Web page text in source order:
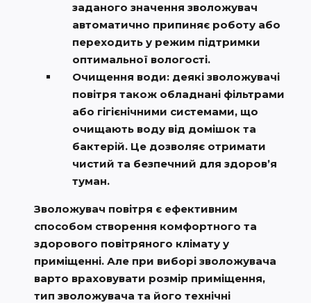
заданого значення зволожувач
автоматично припиняє роботу або
переходить у режим підтримки
оптимальної вологості.
Очищення води: деякі зволожувачі
повітря також обладнані фільтрами
або гігієнічними системами, що
очищають воду від домішок та
бактерій. Це дозволяє отримати
чистий та безпечний для здоров’я
туман.
Зволожувач повітря є ефективним
способом створення комфортного та
здорового повітряного клімату у
приміщенні. Але при виборі зволожувача
варто враховувати розмір приміщення,
тип зволожувача та його технічні